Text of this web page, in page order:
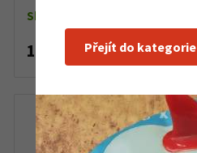
Skladem
160 Kč Přejít do kategorie